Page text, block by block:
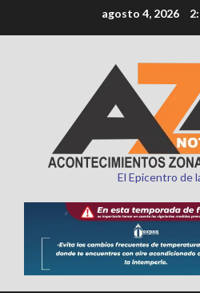
al
agosto 4, 2026
El Epicentro de